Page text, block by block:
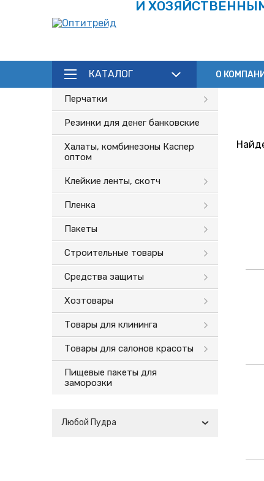
И
КАТАЛОГ О
Каталог
Перчатки
Резинки для денег банковские
Халаты, комбинезоны Каспер
оптом
Клейкие ленты, скотч
Пленка
Пакеты
Строительные товары
Средства защиты
Хозтовары
Товары для клининга
Товары для салонов красоты
Пищевые пакеты для
заморозки
Любой Пудра